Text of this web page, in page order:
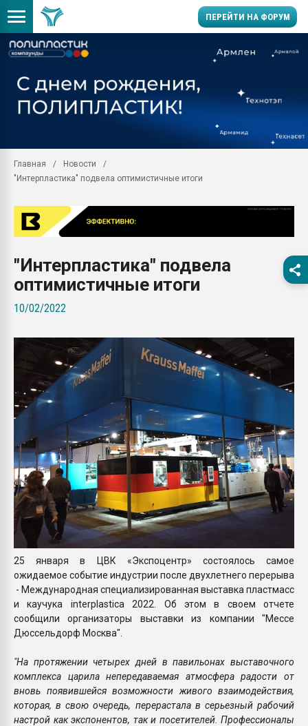
ПЕРЕЙТИ НА ФОРУМ
заводу пластмасс"
28.07.2026
пластмасс
28.07.2026
ПЕРЕЙТИ НА
Главная
Новости
"Интерпластика" подвела оптимистичные итоги
"Интерпластика" подвела
оптимистичные итоги
10/02/2022
25 января в ЦВК «Экспоцентр» состоялось самое
ожидаемое событие индустрии после двухлетнего перерыва
- Международная специализированная выставка пластмасс
и каучука interplastica 2022. Об этом в своем отчете
сообщили организаторы выставки из компании "Мессе
Дюссельдорф Москва".
"На протяжении четырех дней в павильонах выставочного
комплекса царила непередаваемая атмосфера радости от
вновь появившейся возможности живого взаимодействия,
которая, в свою очередь, перерастала в серьезный рабочий
настрой как экспонентов, так и посетителей. Профессионалы